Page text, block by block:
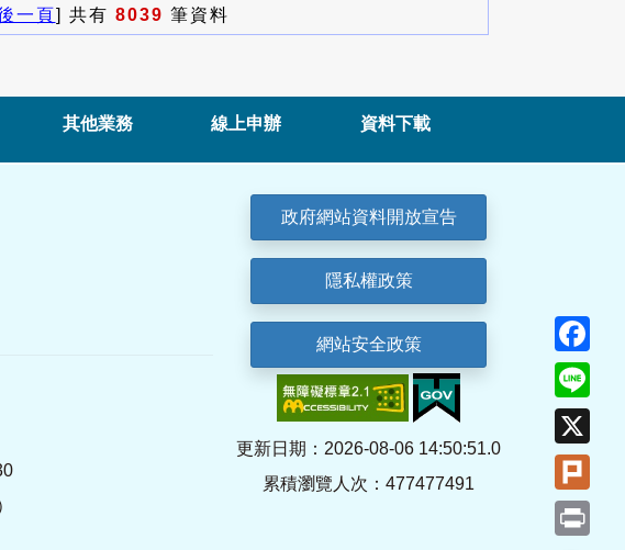
一頁] 共有 8039 筆資料
其他業務 線上申辦 資料下載
政府網站資料開放宣告
隱私權政策
網站安全政策
更新日期：2026-08-06 14:50:51.0
累積瀏覽人次：477477491